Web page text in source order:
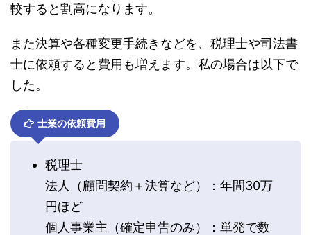
較すると割高になります。
また決算や各種変更手続きなどを、税理士や司法書
士に依頼すると費用も増えます。私の場合は以下で
した。
士業の依頼費用
税理士
法人（顧問契約＋決算など）：年間30万
円ほど
個人事業主（確定申告のみ）：単発で数